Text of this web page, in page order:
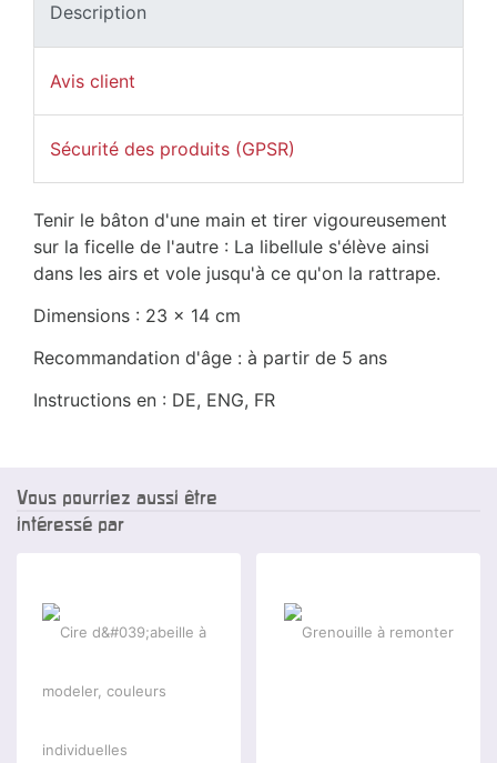
Description
Avis client
Sécurité des produits (GPSR)
Tenir le bâton d'une main et tirer vigoureusement
sur la ficelle de l'autre : La libellule s'élève ainsi
dans les airs et vole jusqu'à ce qu'on la rattrape.
Dimensions : 23 x 14 cm
Recommandation d'âge : à partir de 5 ans
Instructions en : DE, ENG, FR
Vous pourriez aussi être
intéressé par